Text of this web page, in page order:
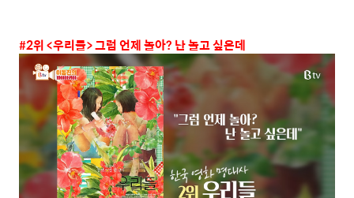
#2위<우리들>그럼 언제 놀아? 난 놀고 싶은데